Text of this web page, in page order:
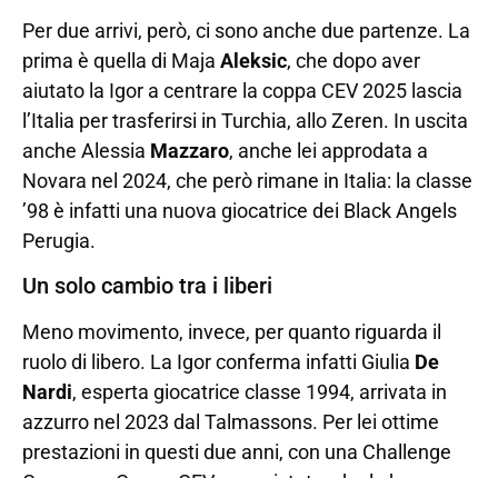
Per due arrivi, però, ci sono anche due partenze. La
prima è quella di Maja Aleksic, che dopo aver
aiutato la Igor a centrare la coppa CEV 2025 lascia
l’Italia per trasferirsi in Turchia, allo Zeren. In uscita
anche Alessia Mazzaro, anche lei approdata a
Novara nel 2024, che però rimane in Italia: la classe
’98 è infatti una nuova giocatrice dei Black Angels
Perugia.
Un solo cambio tra i liberi
Meno movimento, invece, per quanto riguarda il
ruolo di libero. La Igor conferma infatti Giulia De
Nardi, esperta giocatrice classe 1994, arrivata in
azzurro nel 2023 dal Talmassons. Per lei ottime
prestazioni in questi due anni, con una Challenge